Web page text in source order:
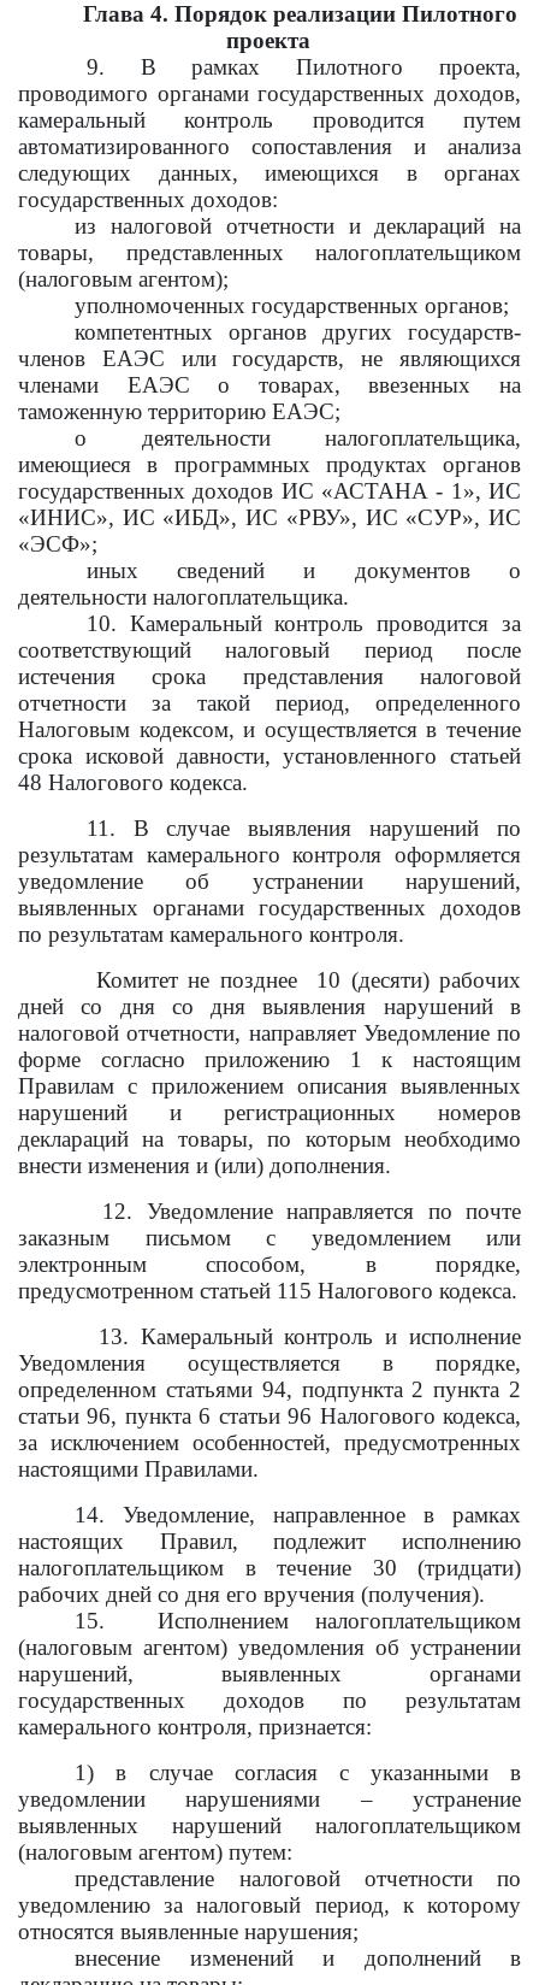
Глава 4. Порядок реализации Пилотного
проекта
9. В рамках Пилотного проекта,
проводимого органами государственных доходов,
камеральный контроль проводится путем
автоматизированного сопоставления и анализа
следующих данных, имеющихся в органах
государственных доходов:
из налоговой отчетности и деклараций на
товары, представленных налогоплательщиком
(налоговым агентом);
уполномоченных государственных органов;
компетентных органов других государств-
членов ЕАЭС или государств, не являющихся
членами ЕАЭС о товарах, ввезенных на
таможенную территорию ЕАЭС;
о деятельности налогоплательщика,
имеющиеся в программных продуктах органов
государственных доходов ИС «АСТАНА - 1», ИС
«ИНИС», ИС «ИБД», ИС «РВУ», ИС «СУР», ИС
«ЭСФ»;
иных сведений и документов о
деятельности налогоплательщика.
10. Камеральный контроль проводится за
соответствующий налоговый период после
истечения срока представления налоговой
отчетности за такой период, определенного
Налоговым кодексом, и осуществляется в течение
срока исковой давности, установленного статьей
48 Налогового кодекса.
11. В случае выявления нарушений по
результатам камерального контроля оформляется
уведомление об устранении нарушений,
выявленных органами государственных доходов
по результатам камерального контроля.
Комитет не позднее 10 (десяти) рабочих
дней со дня со дня выявления нарушений в
налоговой отчетности, направляет Уведомление по
форме согласно приложению 1 к настоящим
Правилам с приложением описания выявленных
нарушений и регистрационных номеров
деклараций на товары, по которым необходимо
внести изменения и (или) дополнения.
12. Уведомление направляется по почте
заказным письмом с уведомлением или
электронным способом, в порядке,
предусмотренном статьей 115 Налогового кодекса.
13. Камеральный контроль и исполнение
Уведомления осуществляется в порядке,
определенном статьями 94, подпункта 2 пункта 2
статьи 96, пункта 6 статьи 96 Налогового кодекса,
за исключением особенностей, предусмотренных
настоящими Правилами.
14. Уведомление, направленное в рамках
настоящих Правил, подлежит исполнению
налогоплательщиком в течение 30 (тридцати)
рабочих дней со дня его вручения (получения).
15. Исполнением налогоплательщиком
(налоговым агентом) уведомления об устранении
нарушений, выявленных органами
государственных доходов по результатам
камерального контроля, признается:
1) в случае согласия с указанными в
уведомлении нарушениями – устранение
выявленных нарушений налогоплательщиком
(налоговым агентом) путем:
представление налоговой отчетности
по
уведомлению за налоговый период, к которому
относятся выявленные нарушения;
внесение изменений и дополнений в